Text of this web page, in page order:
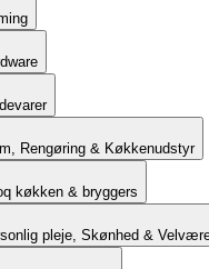
Rengøring & Køkkenudstyr
køkken & bryggers
pleje, Skønhed &